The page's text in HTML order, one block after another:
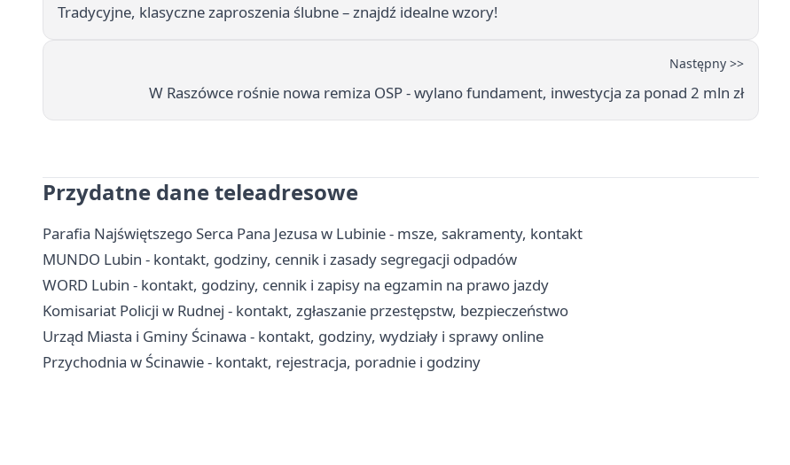
Tradycyjne, klasyczne zaproszenia ślubne – znajdź idealne wzory!
Następny >>
W Raszówce rośnie nowa remiza OSP - wylano fundament, inwestycja za ponad 2 mln zł
Przydatne dane teleadresowe
Parafia Najświętszego Serca Pana Jezusa w Lubinie - msze, sakramenty, kontakt
MUNDO Lubin - kontakt, godziny, cennik i zasady segregacji odpadów
WORD Lubin - kontakt, godziny, cennik i zapisy na egzamin na prawo jazdy
Komisariat Policji w Rudnej - kontakt, zgłaszanie przestępstw, bezpieczeństwo
Urząd Miasta i Gminy Ścinawa - kontakt, godziny, wydziały i sprawy online
Przychodnia w Ścinawie - kontakt, rejestracja, poradnie i godziny